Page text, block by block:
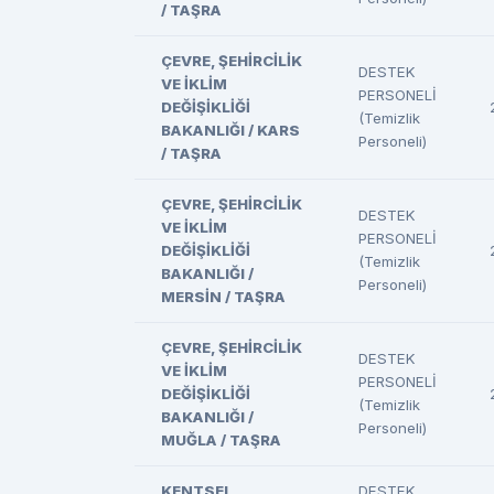
/ TAŞRA
ÇEVRE, ŞEHİRCİLİK
VE İKLİM
DEĞİŞİKLİĞİ
BAKANLIĞI / KARS
/ TAŞRA
DESTEK
PERSONELİ
(Temizlik
Personeli)
ÇEVRE, ŞEHİRCİLİK
VE İKLİM
DEĞİŞİKLİĞİ
BAKANLIĞI /
MERSİN / TAŞRA
DESTEK
PERSONELİ
(Temizlik
Personeli)
ÇEVRE, ŞEHİRCİLİK
VE İKLİM
DEĞİŞİKLİĞİ
BAKANLIĞI /
MUĞLA / TAŞRA
DESTEK
PERSONELİ
(Temizlik
Personeli)